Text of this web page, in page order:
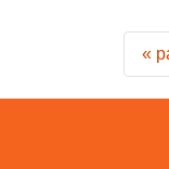
«